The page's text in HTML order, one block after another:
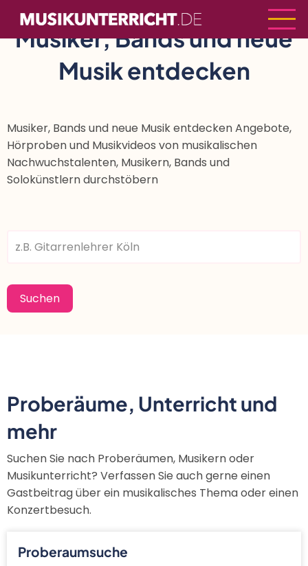
zum
InhaltMusiker, Bands und neue
Musik entdecken
Musiker, Bands und neue Musik entdecken Angebote,
Hörproben und Musikvideos von musikalischen
Nachwuchstalenten, Musikern, Bands und
Solokünstlern durchstöbern
Proberäume, Unterricht und
mehr
Suchen Sie nach Proberäumen, Musikern oder
Musikunterricht? Verfassen Sie auch gerne einen
Gastbeitrag über ein musikalisches Thema oder einen
Konzertbesuch.
Proberaumsuche